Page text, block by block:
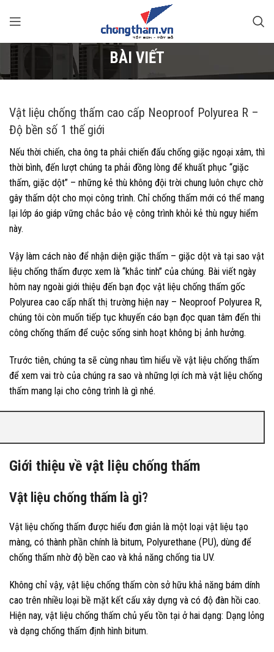
BÀI VIẾT
Vật liệu chống thấm cao cấp Neoproof Polyurea R –
Độ bền số 1 thế giới
Nếu thời chiến, cha ông ta phải chiến đấu chống giặc ngoại xâm, thì
thời bình, đến lượt chúng ta phải đồng lòng để khuất phục “giặc
thấm, giặc dột” – những kẻ thù không đội trời chung luôn chực chờ
gây thấm dột cho mọi công trình. Chỉ chống thấm mới có thể mang
lại lớp áo giáp vững chắc bảo vệ công trình khỏi kẻ thù nguy hiểm
này.
Vậy làm cách nào để nhận diện giặc thấm – giặc dột và tại sao vật
liệu chống thấm được xem là “khắc tinh” của chúng. Bài viết ngày
hôm nay ngoài giới thiệu đến bạn đọc vật liệu chống thấm gốc
Polyurea cao cấp nhất thị trường hiện nay – Neoproof Polyurea R,
chúng tôi còn muốn tiếp tục khuyến cáo bạn đọc quan tâm đến thi
công chống thấm để cuộc sống sinh hoạt không bị ảnh hưởng.
Trước tiên, chúng ta sẽ cùng nhau tìm hiểu về vật liệu chống thấm
để xem vai trò của chúng ra sao và những lợi ích mà vật liệu chống
thấm mang lại cho công trình là gì nhé.
Giới thiệu về vật liệu chống thấm
Vật liệu chống thấm là gì?
Vật liệu chống thấm được hiểu đơn giản là một loại vật liệu tạo
màng, có thành phần chính là bitum, Polyurethane (PU), dùng để
chống thấm nhờ độ bền cao và khả năng chống tia UV.
Không chỉ vậy, vật liệu chống thấm còn sở hữu khả năng bám dính
cao trên nhiều loại bề mặt kết cấu xây dựng và có độ đàn hồi cao.
Hiện nay, vật liệu chống thấm chủ yếu tồn tại ở hai dạng: Dạng lỏng
và dạng chống thấm định hình bitum.